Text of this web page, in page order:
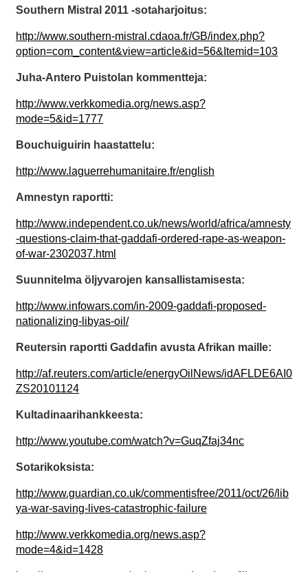
Southern Mistral 2011 -sotaharjoitus:
http://www.southern-mistral.cdaoa.fr/GB/index.php?
option=com_content&view=article&id=56&Itemid=103
Juha-Antero Puistolan kommentteja:
http://www.verkkomedia.org/news.asp?
mode=5&id=1777
Bouchuiguirin haastattelu:
http://www.laguerrehumanitaire.fr/english
Amnestyn raportti:
http://www.independent.co.uk/news/world/africa/amnesty
-questions-claim-that-gaddafi-ordered-rape-as-weapon-
of-war-2302037.html
Suunnitelma öljyvarojen kansallistamisesta:
http://www.infowars.com/in-2009-gaddafi-proposed-
nationalizing-libyas-oil/
Reutersin raportti Gaddafin avusta Afrikan maille:
http://af.reuters.com/article/energyOilNews/idAFLDE6AI0
ZS20101124
Kultadinaarihankkeesta:
http://www.youtube.com/watch?v=GuqZfaj34nc
Sotarikoksista:
http://www.guardian.co.uk/commentisfree/2011/oct/26/lib
ya-war-saving-lives-catastrophic-failure
http://www.verkkomedia.org/news.asp?
mode=4&id=1428